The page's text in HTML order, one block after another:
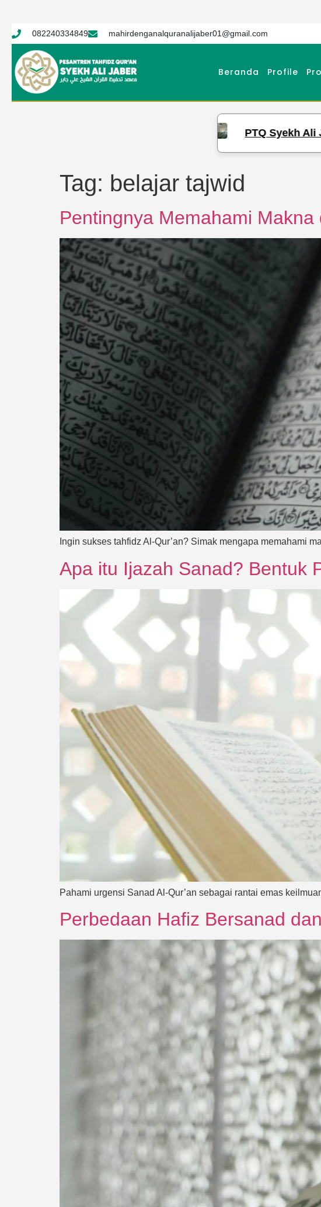
082240334849 mahirdenganalquranalijaber01@gmail.com
Beranda Profile
PTQ Syekh Ali Jaber Gelar Ujian Semester
Tag: belajar tajwid
Pentingnya Memahami Makna
Ingin sukses tahfidz Al-Qur’an? Simak mengapa memahami
Apa itu Ijazah Sanad? Bentuk
Pahami urgensi Sanad Al-Qur’an sebagai rantai emas
Perbedaan Hafiz Bersanad